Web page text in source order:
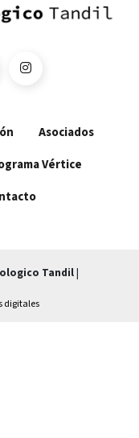
Asociados
Vértice
Tandil|
digitales